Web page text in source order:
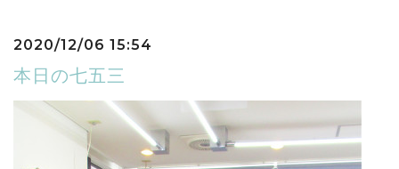
2020/12/06 15:54
本日の七五三